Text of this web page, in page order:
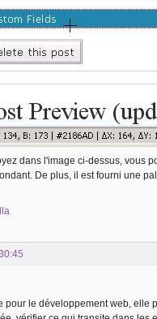
dans l'image ci-dessus, vous
De plus, il est fourni une
pour le développement web, elle